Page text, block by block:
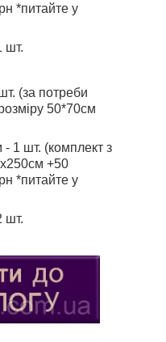
*питайте у
шт.
(за потреби
50*70см
1 шт. (комплект з
+50
*питайте у
шт.